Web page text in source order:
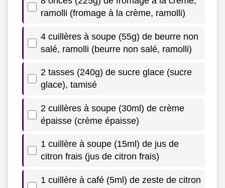
ramolli (fromage à la crème, ramolli)
4 cuillères à soupe (55g) de beurre non
salé, ramolli (beurre non salé, ramolli)
2 tasses (240g) de sucre glace (sucre
glace), tamisé
2 cuillères à soupe (30ml) de crème
épaisse (crème épaisse)
1 cuillère à soupe (15ml) de jus de
citron frais (jus de citron frais)
1 cuillère à café (5ml) de zeste de citron